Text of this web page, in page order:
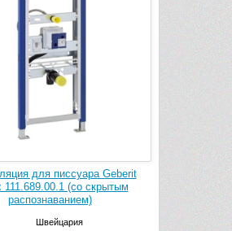
для писсуара Geberit
111.689.00.1 (co скрытым
распознаванием)
Швейцария